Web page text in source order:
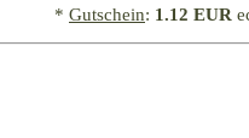
* Gutschein: 1.12 EUR